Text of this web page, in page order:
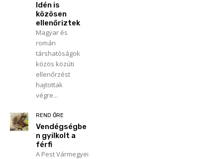
Idén is
közösen
ellenőriztek
Magyar és
román
társhatóságok
közös közúti
ellenőrzést
hajtottak
végre...
REND ŐRE
Vendégségbe
n gyilkolt a
férfi
A Pest Vármegyei